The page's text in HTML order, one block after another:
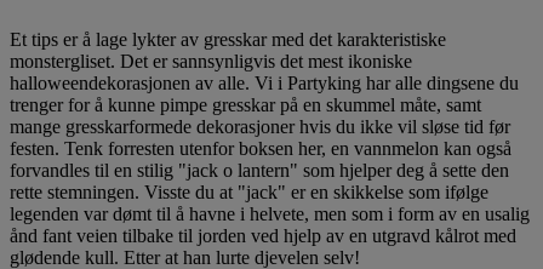
Et tips er å lage lykter av gresskar med det karakteristiske
monstergliset. Det er sannsynligvis det mest ikoniske
halloweendekorasjonen av alle. Vi i Partyking har alle dingsene du
trenger for å kunne pimpe gresskar på en skummel måte, samt
mange gresskarformede dekorasjoner hvis du ikke vil sløse tid før
festen. Tenk forresten utenfor boksen her, en vannmelon kan også
forvandles til en stilig "jack o lantern" som hjelper deg å sette den
rette stemningen. Visste du at "jack" er en skikkelse som ifølge
legenden var dømt til å havne i helvete, men som i form av en usalig
ånd fant veien tilbake til jorden ved hjelp av en utgravd kålrot med
glødende kull. Etter at han lurte djevelen selv!